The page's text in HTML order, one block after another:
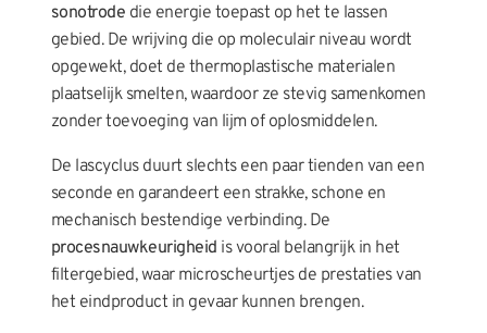
sonotrode die energie toepast op het te lassen
gebied. De wrijving die op moleculair niveau wordt
opgewekt, doet de thermoplastische materialen
plaatselijk smelten, waardoor ze stevig samenkomen
zonder toevoeging van lijm of oplosmiddelen.
De lascyclus duurt slechts een paar tienden van een
seconde en garandeert een strakke, schone en
mechanisch bestendige verbinding. De
procesnauwkeurigheid is vooral belangrijk in het
filtergebied, waar microscheurtjes de prestaties van
het eindproduct in gevaar kunnen brengen.